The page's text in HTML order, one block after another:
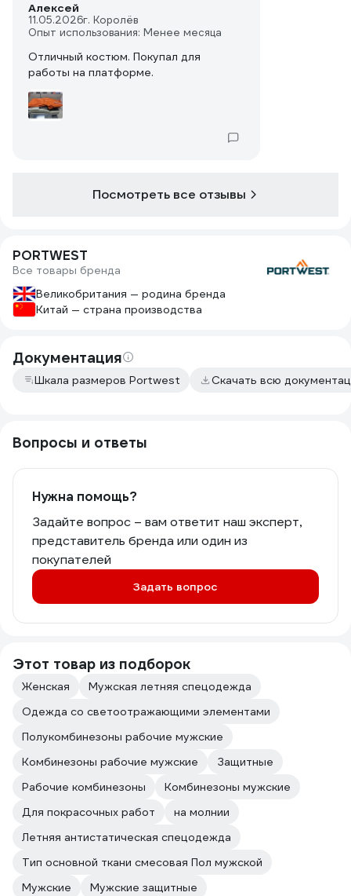
Алексей
11.05.2026г. Королёв
Опыт использования: Менее месяца
Отличный костюм. Покупал для
работы на платформе.
Посмотреть все отзывы
PORTWEST
Все товары бренда
Великобритания — родина бренда
Китай — страна производства
Документация
Шкала размеров Portwest Скачать всю
Вопросы и ответы
Нужна помощь?
Задайте вопрос – вам ответит наш эксперт,
представитель бренда или один из
покупателей
Задать вопрос
Этот товар из подборок
Женская
Мужская летняя спецодежда
Одежда со светоотражающими элементами
Полукомбинезоны рабочие мужские
Комбинезоны рабочие мужские
Защитные
Рабочие комбинезоны
Комбинезоны мужские
Для покрасочных работ
на молнии
Летняя антистатическая спецодежда
Тип основной ткани смесовая Пол мужской
Мужские
Мужские защитные